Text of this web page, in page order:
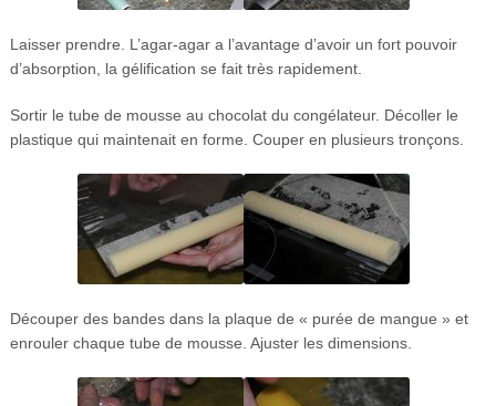
Laisser prendre. L’agar-agar a l’avantage d’avoir un fort pouvoir
d’absorption, la gélification se fait très rapidement.
Sortir le tube de mousse au chocolat du congélateur. Décoller le
plastique qui maintenait en forme. Couper en plusieurs tronçons.
Découper des bandes dans la plaque de « purée de mangue » et
enrouler chaque tube de mousse. Ajuster les dimensions.